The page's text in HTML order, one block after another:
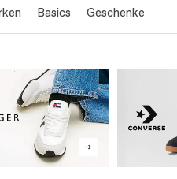
Basics Geschenke